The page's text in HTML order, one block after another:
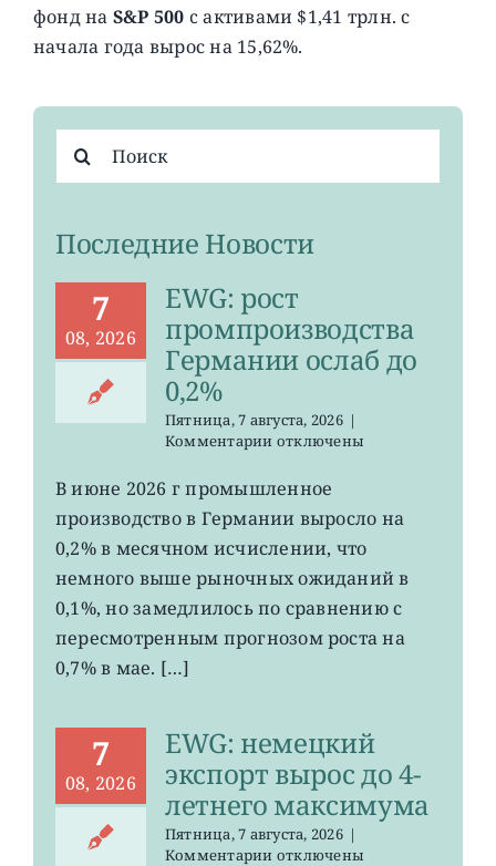
фонд на S&P 500 c активами $1,41 трлн. с
начала года вырос на 15,62%.
поиска:
Последние Новости
7
08, 2026
EWG: рост
промпроизводства
Германии ослаб до
0,2%
Пятница, 7 августа, 2026 |
Комментариик
EWG:
рост
промпроизводства
Германии
до
0,2%
отключены
В июне 2026 г промышленное
производство в Германии выросло на
0,2% в месячном исчислении, что
немного выше рыночных ожиданий в
0,1%, но замедлилось по сравнению с
пересмотренным прогнозом роста на
0,7% в мае. […]
7
08, 2026
EWG: немецкий
экспорт вырос до 4-
летнего максимума
Пятница, 7 августа, 2026 |
Комментариикотключены